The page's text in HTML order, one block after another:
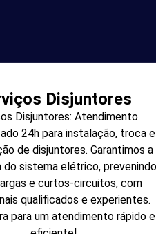
Disjuntores
Disjuntores: Atendimento
24h para instalação, troca e
de disjuntores. Garantimos a
do sistema elétrico, prevenindo
e curtos-circuitos, com
qualificados e experientes.
para um atendimento rápido e